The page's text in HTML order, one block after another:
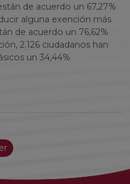
de acuerdo un 67,27%
alguna exención más
de acuerdo un 76,62%
2.126 ciudadanos han
un 34,44%